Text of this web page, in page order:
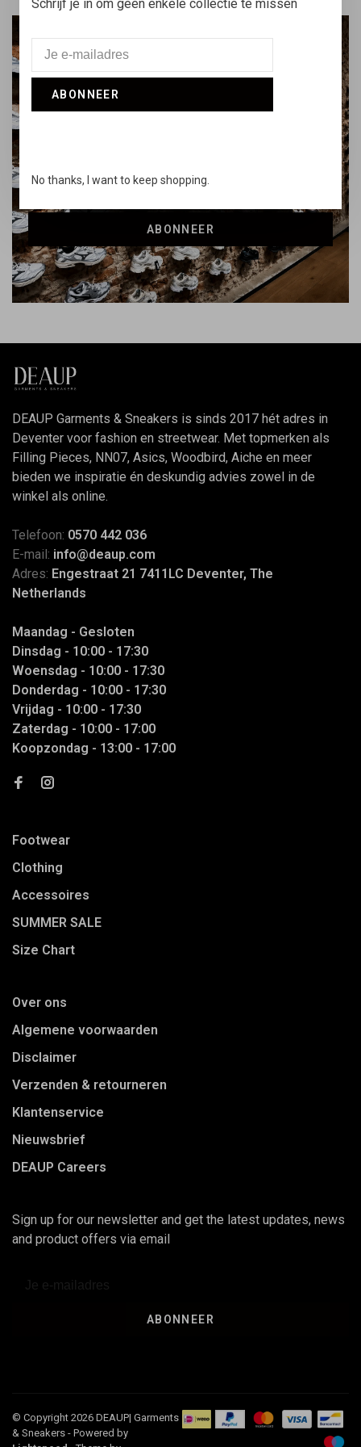
Word lid van de Daily
DEAUP Community
ABONNEER
DEAUP Garments & Sneakers is sinds 2017 hét adres in
Deventer voor fashion en streetwear. Met topmerken als
Filling Pieces, NN07, Asics, Woodbird, Aiche en meer
bieden we inspiratie én deskundig advies zowel in de
winkel als online.
Telefoon: 0570 442 036
E-mail: info@deaup.com
Adres: Engestraat 21 7411LC Deventer, The
Netherlands
Maandag - Gesloten
Dinsdag - 10:00 - 17:30
Woensdag - 10:00 - 17:30
Donderdag - 10:00 - 17:30
Vrijdag - 10:00 - 17:30
Zaterdag - 10:00 - 17:00
Koopzondag - 13:00 - 17:00
Footwear
Clothing
Accessoires
SUMMER SALE
Size Chart
Over ons
Algemene voorwaarden
Disclaimer
Verzenden & retourneren
Klantenservice
Nieuwsbrief
DEAUP Careers
Sign up for our newsletter and get the latest updates, news
and product offers via email
ABONNEER
© Copyright 2026 DEAUP| Garments
& Sneakers - Powered by
Schrijf je in om geen enkele collectie te missen
ABONNEER
No thanks, I want to keep shopping.